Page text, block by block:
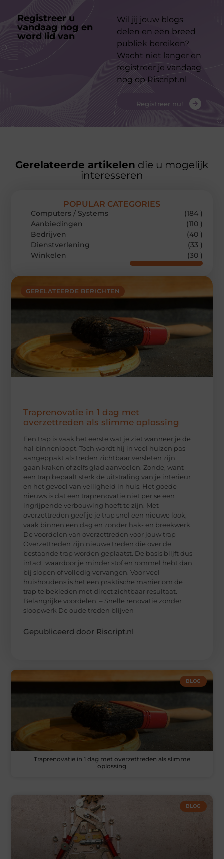
Registreer u
vandaag nog en
word lid van
Wil jij jouw blogs
delen en een breed
publiek bereiken?
Wacht niet langer en
registreer je vandaag
nog op Riscript.nl
Registreer nu!
Gerelateerde artikelen die u mogelijk
interesseren
GERELATEERDE BERICHTEN
Traprenovatie in 1 dag met
overzettreden als slimme oplossing
Een trap is vaak het eerste wat je ziet wanneer je de
hal binnenloopt. Toch wordt hij in veel huizen pas
aangeppakt als treden zichtbaar versleten zijn,
gaan kraken of zelfs glad aanvoelen. Zonde, want
een trap bepaalt sterk de uitstraling van je interieur
en het gevoel van veiligheid in huis. Het goede
nieuws is dat een traprenovatie niet per se een
ingrijpende verbouwing hoeft te zijn. Met
overzettreden geef je je trap snel een nieuwe look,
vaak binnen een dag en zonder hak- en breekwerk.
De voordelen van overzettreden voor jouw trap
Overzettreden zijn nieuwe treden die over de
bestaande trap worden geplaatst. De basis blijft dus
intact, waardoor je minder stof en rommel hebt dan
bij slopen of volledig vervangen. Voor veel
huishoudens is het een praktische manier om de
trap te bekleden met direct zichtbaar resultaat.
Belangrijke voordelen: – Snelle renovatie zonder
sloopwerk De oude treden blijven
Gepubliceerd door Riscript.nl
POPULAR CATEGORIES
Computers / Systems
(184 )
Aanbiedingen
(110 )
Bedrijven
(40 )
Dienstverlening
(33 )
Winkelen
(30 )
BLOG
Traprenovatie in 1 dag met overzettreden als slimme
oplossing
BLOG